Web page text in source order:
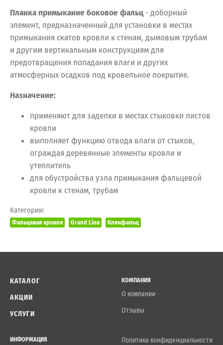
Планка примыкание боковое фальц- доборный
элемент, предназначенный для установки в местах
примыкания скатов кровли к стенам, дымовым трубам
и другим вертикальным конструкциям для
предотвращения попадания влаги и других
атмосферных осадков под кровельное покрытие.
Назначение:
применяют для заделки в местах стыковки листов
кровли
выполняет функцию отвода влаги от стыков,
ограждая деревянные элементы кровли и
утеплитель
для обустройства узла примыкания фальцевой
кровли к стенам, трубам
Категории:
Фальцевая кровля Grand Line Кликфальц
КАТАЛОГ
АКЦИИ
УСЛУГИ
КОМПАНИЯ
О компании
Отзывы
ИНФОРМАЦИЯ
Политика конфиденциальности